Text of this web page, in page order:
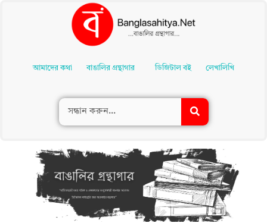
Contentআমাদের কথা বাঙালির গ্রন্থাগার ডিজিটাল বই লেখালিখি